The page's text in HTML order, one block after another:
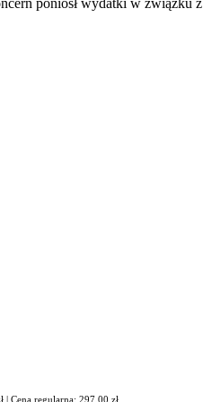
poniósł wydatki w związku
| Cena regularna: 297,00 zł